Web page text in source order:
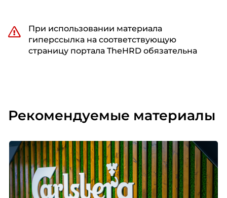
При использовании материала
гиперссылка на соответствующую
страницу портала TheHRD обязательна
Рекомендуемые материалы